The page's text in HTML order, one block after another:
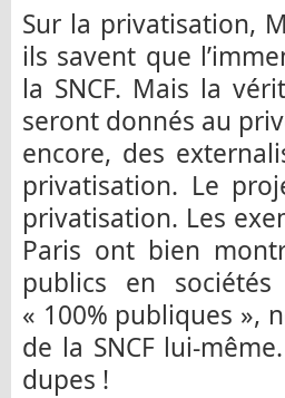
Sur la privatisation,
ils savent que
la SNCF. Mais la
seront donnés au
encore, des
privatisation. Le
privatisation. Les
Paris ont bien
publics en
« 100% publiques »,
de la SNCF lui-
dupes !